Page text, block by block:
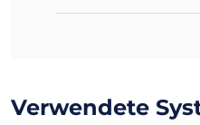
Verwendete